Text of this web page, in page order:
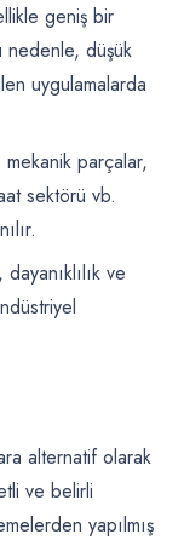
geniş bir
nedenle, düşük
uygulamalarda
parçalar,
sektörü vb.
ve
alternatif olarak
ve belirli
yapılmış